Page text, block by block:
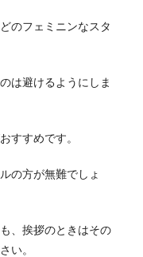
のフェミニンなスタ
は避けるようにしま
すすめです。
の方が無難でしょ
、挨拶のときはその
い。